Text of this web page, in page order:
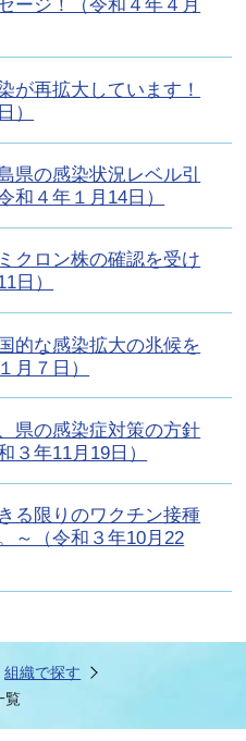
ージ！（令和４年４月
が再拡大しています！
）
県の感染状況レベル引
和４年１月14日）
クロン株の確認を受け
日）
的な感染拡大の兆候を
月７日）
県の感染症対策の方針
３年11月19日）
る限りのワクチン接種
～（令和３年10月22
組織で探す
覧